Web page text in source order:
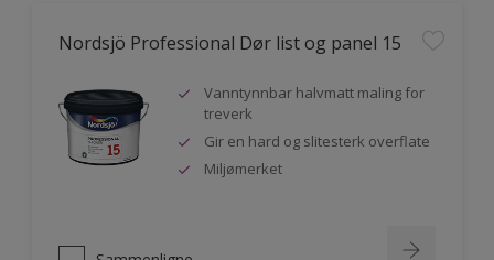
Nordsjö Professional Dør list og panel 15
Vanntynnbar halvmatt maling for
treverk
Gir en hard og slitesterk overflate
Miljømerket